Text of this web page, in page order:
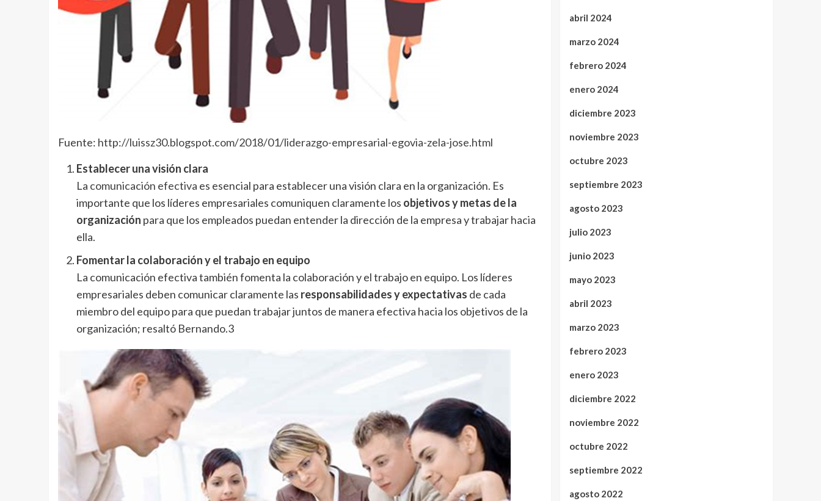
Fuente: http://luissz30.blogspot.com/2018/01/liderazgo-empresarial-egovia-zela-jose.html
Establecer una visión clara
La comunicación efectiva es esencial para establecer una visión clara en la organización. Es
importante que los líderes empresariales comuniquen claramente los objetivos y metas de la
organización para que los empleados puedan entender la dirección de la empresa y trabajar hacia
ella.
Fomentar la colaboración y el trabajo en equipo
La comunicación efectiva también fomenta la colaboración y el trabajo en equipo. Los líderes
empresariales deben comunicar claramente las responsabilidades y expectativas de cada
miembro del equipo para que puedan trabajar juntos de manera efectiva hacia los objetivos de la
organización; resaltó Bernando.3
abril 2024
marzo 2024
febrero 2024
enero 2024
diciembre 2023
noviembre 2023
octubre 2023
septiembre 2023
agosto 2023
julio 2023
junio 2023
mayo 2023
abril 2023
marzo 2023
febrero 2023
enero 2023
diciembre 2022
noviembre 2022
octubre 2022
septiembre 2022
agosto 2022